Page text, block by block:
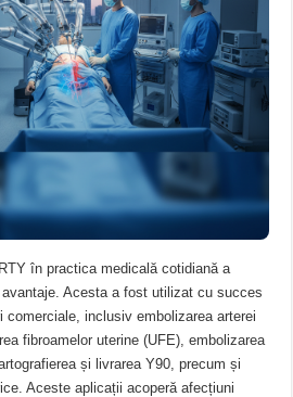
în practica medicală cotidiană a
Acesta a fost utilizat cu succes
comerciale, inclusiv embolizarea arterei
fibroamelor uterine (UFE), embolizarea
și livrarea Y90, precum și
Aceste aplicații acoperă afecțiuni